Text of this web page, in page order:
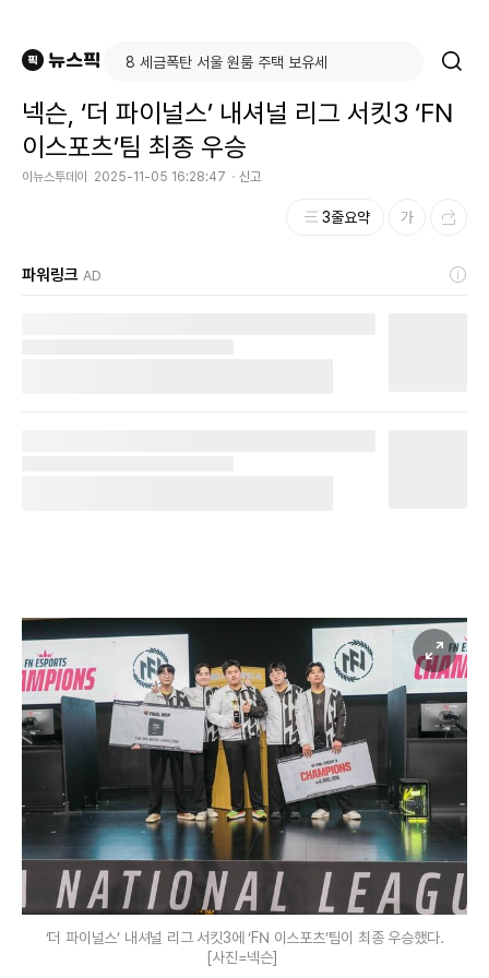
넥슨, ‘더 파이널스’ 내셔널 리그 서킷3 ‘FN
이스포츠’팀 최종 우승
이뉴스투데이 2025-11-05 16:28:47 신고
3줄요약
파워링크 AD
‘더 파이널스’ 내셔널 리그 서킷3에 ‘FN 이스포츠’팀이 최종 우승했다.
[사진=넥슨]